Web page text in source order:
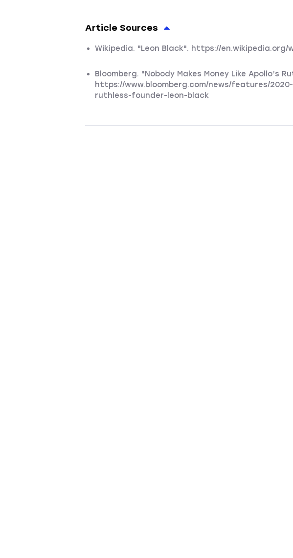
Article Sources
Wikipedia. "Leon Black". https://en.wikipedia.org/
Bloomberg. "Nobody Makes Money Like Apollo’s
https://www.bloomberg.com/news/features/
ruthless-founder-leon-black